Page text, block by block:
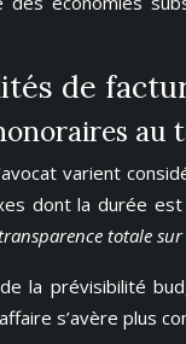
de
au
varient
dont la durée
totale
la prévisibilité
s’avère plus